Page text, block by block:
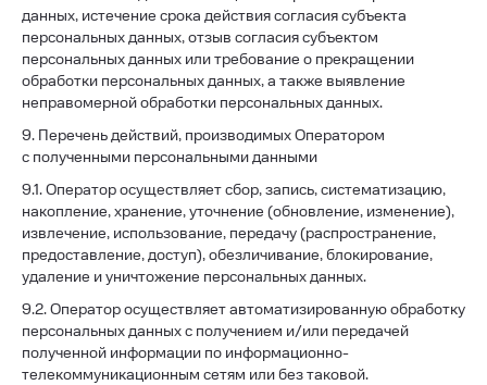
данных, истечение срока действия согласия субъекта
персональных данных, отзыв согласия субъектом
персональных данных или требование о прекращении
обработки персональных данных, а также выявление
неправомерной обработки персональных данных.
9. Перечень действий, производимых Оператором
с полученными персональными данными
9.1. Оператор осуществляет сбор, запись, систематизацию,
накопление, хранение, уточнение (обновление, изменение),
извлечение, использование, передачу (распространение,
предоставление, доступ), обезличивание, блокирование,
удаление и уничтожение персональных данных.
9.2. Оператор осуществляет автоматизированную обработку
персональных данных с получением и/или передачей
полученной информации по информационно-
телекоммуникационным сетям или без таковой.